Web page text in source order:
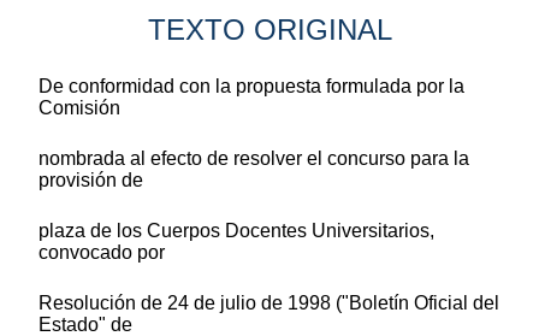
TEXTO ORIGINAL
De conformidad con la propuesta formulada por la
Comisión
nombrada al efecto de resolver el concurso para la
provisión de
plaza de los Cuerpos Docentes Universitarios,
convocado por
Resolución de 24 de julio de 1998 ("Boletín Oficial del
Estado" de